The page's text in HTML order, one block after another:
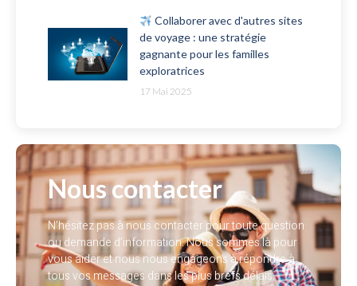
Collaborer avec d'autres sites
de voyage : une stratégie
gagnante pour les familles
exploratrices
17 Mai 2025
Nous contacter
N’hésitez pas à nous contacter pour toute question
ou demande d’information. Nous sommes là pour
vous aider et nous nous engageons à répondre à
tous vos messages dans les plus brefs délais.